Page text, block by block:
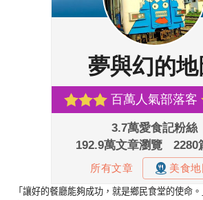
「讓好的餐廳能夠成功，就是鄉民食堂的使命